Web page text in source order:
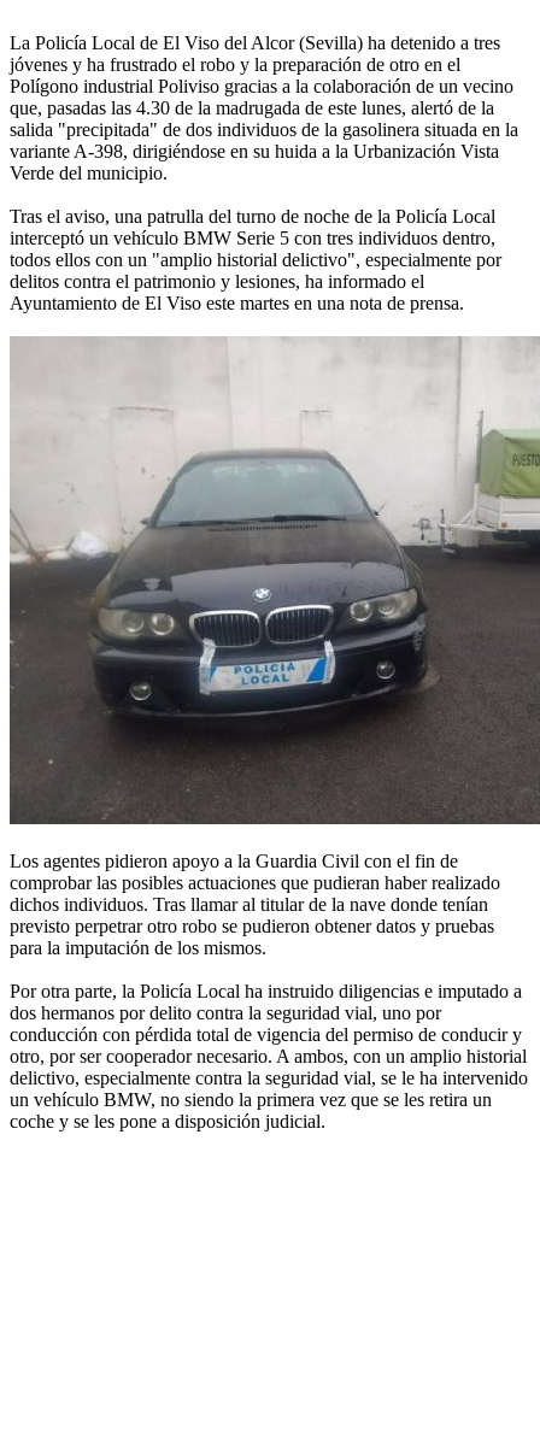
La Policía Local de El Viso del Alcor (Sevilla) ha detenido a tres
jóvenes y ha frustrado el robo y la preparación de otro en el
Polígono industrial Poliviso gracias a la colaboración de un vecino
que, pasadas las 4.30 de la madrugada de este lunes, alertó de la
salida "precipitada" de dos individuos de la gasolinera situada en la
variante A-398, dirigiéndose en su huida a la Urbanización Vista
Verde del municipio.
Tras el aviso, una patrulla del turno de noche de la Policía Local
interceptó un vehículo BMW Serie 5 con tres individuos dentro,
todos ellos con un "amplio historial delictivo", especialmente por
delitos contra el patrimonio y lesiones, ha informado el
Ayuntamiento de El Viso este martes en una nota de prensa.
Los agentes pidieron apoyo a la Guardia Civil con el fin de
comprobar las posibles actuaciones que pudieran haber realizado
dichos individuos. Tras llamar al titular de la nave donde tenían
previsto perpetrar otro robo se pudieron obtener datos y pruebas
para la imputación de los mismos.
Por otra parte, la Policía Local ha instruido diligencias e imputado a
dos hermanos por delito contra la seguridad vial, uno por
conducción con pérdida total de vigencia del permiso de conducir y
otro, por ser cooperador necesario. A ambos, con un amplio historial
delictivo, especialmente contra la seguridad vial, se le ha intervenido
un vehículo BMW, no siendo la primera vez que se les retira un
coche y se les pone a disposición judicial.